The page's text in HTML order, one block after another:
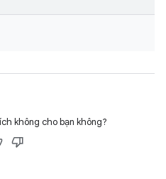
không cho bạn không?